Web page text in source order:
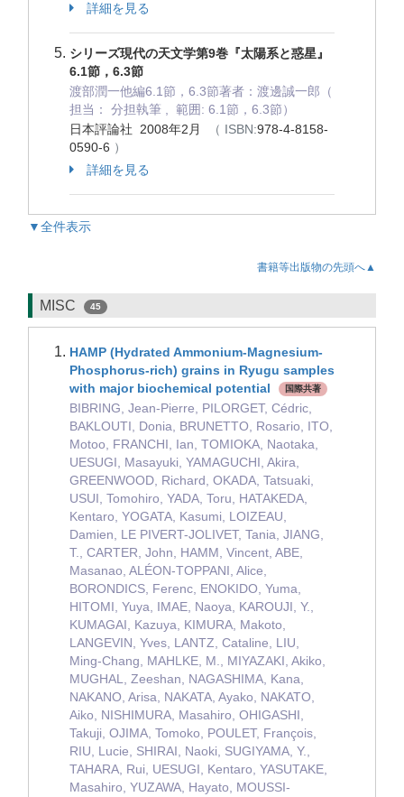
詳細を見る
シリーズ現代の天文学第9巻『太陽系と惑星』
6.1節，6.3節
渡部潤一他編6.1節，6.3節著者：渡邊誠一郎（
担当： 分担執筆 , 範囲: 6.1節，6.3節）
日本評論社 2008年2月
（ ISBN:978-4-8158-
0590-6 ）
詳細を見る
▼全件表示
書籍等出版物の先頭へ▲
MISC 45
HAMP (Hydrated Ammonium-Magnesium-
Phosphorus-rich) grains in Ryugu samples
with major biochemical potential
国際共著
BIBRING, Jean-Pierre, PILORGET, Cédric,
BAKLOUTI, Donia, BRUNETTO, Rosario, ITO,
Motoo, FRANCHI, Ian, TOMIOKA, Naotaka,
UESUGI, Masayuki, YAMAGUCHI, Akira,
GREENWOOD, Richard, OKADA, Tatsuaki,
USUI, Tomohiro, YADA, Toru, HATAKEDA,
Kentaro, YOGATA, Kasumi, LOIZEAU,
Damien, LE PIVERT-JOLIVET, Tania, JIANG,
T., CARTER, John, HAMM, Vincent, ABE,
Masanao, ALÉON-TOPPANI, Alice,
BORONDICS, Ferenc, ENOKIDO, Yuma,
HITOMI, Yuya, IMAE, Naoya, KAROUJI, Y.,
KUMAGAI, Kazuya, KIMURA, Makoto,
LANGEVIN, Yves, LANTZ, Cataline, LIU,
Ming-Chang, MAHLKE, M., MIYAZAKI, Akiko,
MUGHAL, Zeeshan, NAGASHIMA, Kana,
NAKANO, Arisa, NAKATA, Ayako, NAKATO,
Aiko, NISHIMURA, Masahiro, OHIGASHI,
Takuji, OJIMA, Tomoko, POULET, François,
RIU, Lucie, SHIRAI, Naoki, SUGIYAMA, Y.,
TAHARA, Rui, UESUGI, Kentaro, YASUTAKE,
Masahiro, YUZAWA, Hayato, MOUSSI-